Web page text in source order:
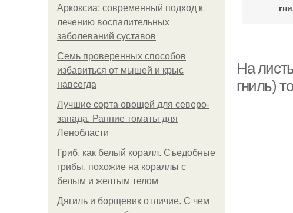
Аркоксиа: современный подход к
лечению воспалительных
заболеваний суставов
Семь проверенных способов
избавиться от мышей и крыс
навсегда
Лучшие сорта овощей для северо-
запада. Ранние томаты для
Ленобласти
Гриб, как белый коралл. Съедобные
грибы, похожие на кораллы с
белым и желтым телом
Дягиль и борщевик отличие. С чем
На
гниль)